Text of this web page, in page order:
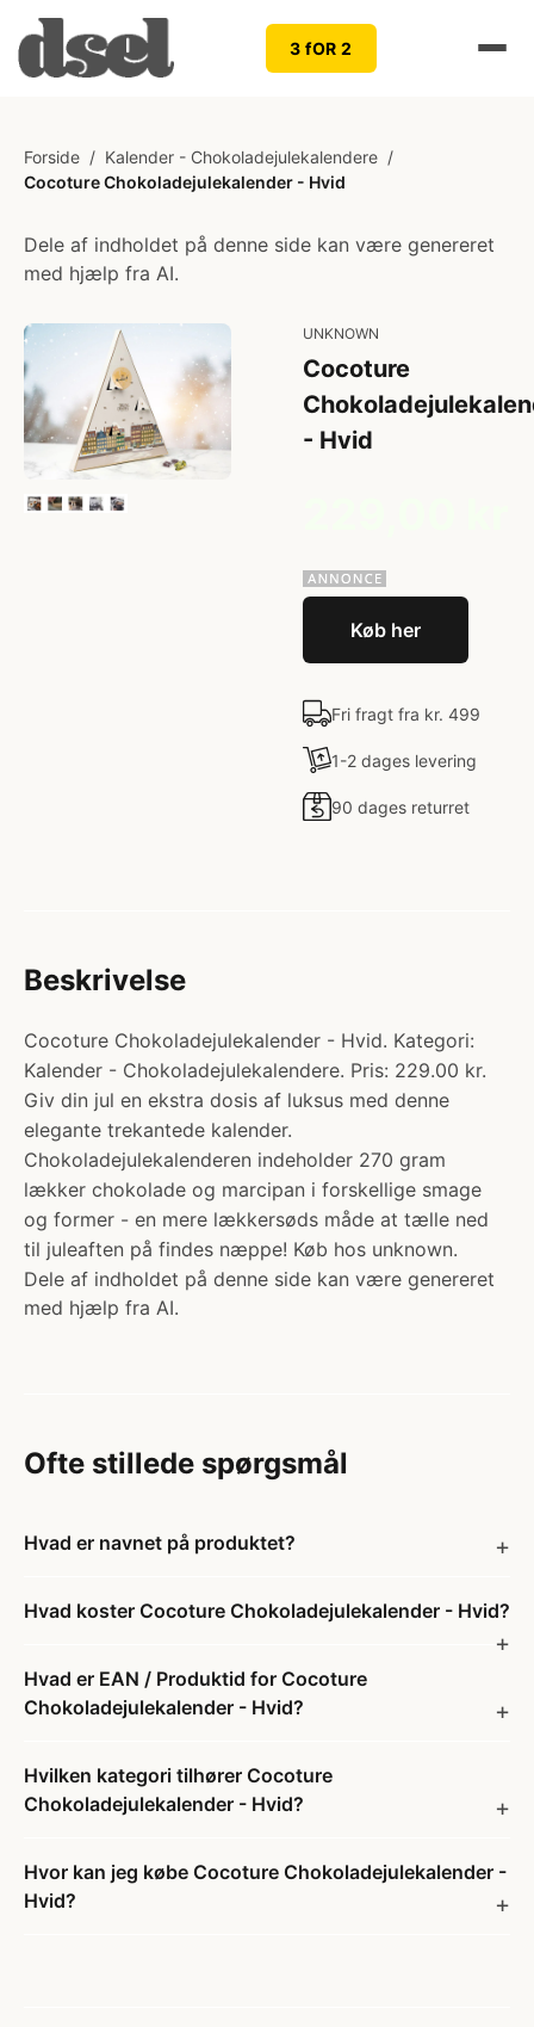
3 fOR 2
Forside / Kalender - Chokoladejulekalendere /
Cocoture Chokoladejulekalender - Hvid
Dele af indholdet på denne side kan være genereret
med hjælp fra AI.
UNKNOWN
Cocoture
- Hvid
Køb her
Fri fragt fra kr. 499
1-2 dages levering
90 dages returret
Beskrivelse
Cocoture Chokoladejulekalender - Hvid. Kategori:
Kalender - Chokoladejulekalendere. Pris: 229.00 kr.
Giv din jul en ekstra dosis af luksus med denne
elegante trekantede kalender.
Chokoladejulekalenderen indeholder 270 gram
lækker chokolade og marcipan i forskellige smage
og former - en mere lækkersøds måde at tælle ned
til juleaften på findes næppe! Køb hos unknown.
Dele af indholdet på denne side kan være genereret
med hjælp fra AI.
Ofte stillede spørgsmål
Hvad er navnet på produktet?
Hvad koster Cocoture Chokoladejulekalender - Hvid?
Hvad er EAN / Produktid for Cocoture
Chokoladejulekalender - Hvid?
Hvilken kategori tilhører Cocoture
Chokoladejulekalender - Hvid?
Hvor kan jeg købe Cocoture Chokoladejulekalender -
Hvid?